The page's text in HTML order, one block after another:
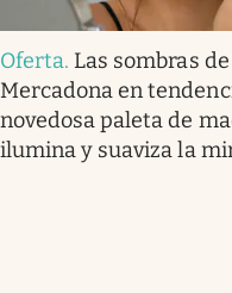
Oferta. Las sombras
Mercadona en
novedosa paleta de
ilumina y suaviza la